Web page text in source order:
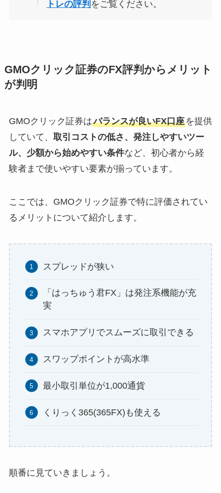
トレの評判 をご覧ください。
GMOクリック証券のFX評判からメリット
が判明
GMOクリック証券はバランスが良いFX口座を提供
していて、 取引コストの低さ、発注しやすいツー
ル、少額から始めやすい条件など、初心者から経
験者まで使いやすい要素が揃っています。
ここでは、GMOクリック証券で特に評価されてい
るメリットについて紹介します。
スプレッドが狭い
「はっちゅう君FX」は発注系機能が充
実
スマホアプリでスムーズに取引できる
スワップポイントが高水準
最小取引単位が1,000通貨
くりっく365(365FX)も使える
順番に見ていきましょう。